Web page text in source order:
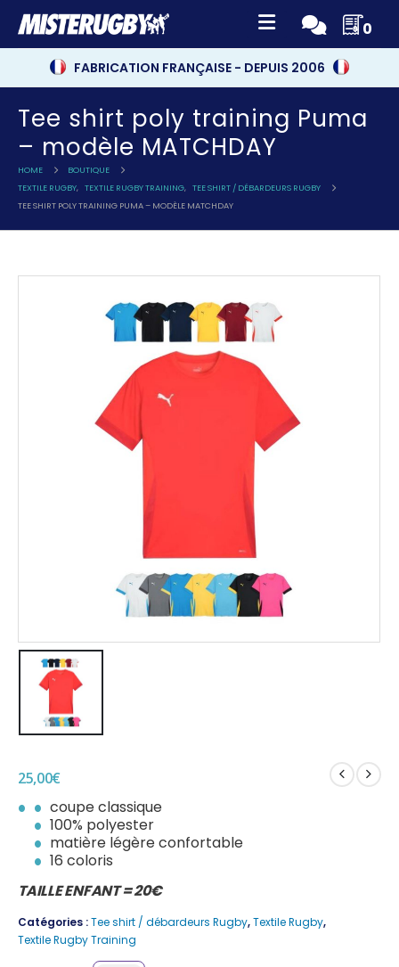
0
FABRICATION FRANÇAISE - DEPUIS 2006
Tee shirt poly training Puma
– modèle MATCHDAY
HOME
BOUTIQUE
TEXTILE RUGBY, TEXTILE RUGBY TRAINING, TEE SHIRT / DÉBARDEURS RUGBY
TEE SHIRT POLY TRAINING PUMA – MODÈLE MATCHDAY
25,00€
coupe classique
100% polyester
matière légère confortable
16 coloris
TAILLE ENFANT = 20€
Catégories :Tee shirt / débardeurs Rugby,Textile Rugby,
Textile Rugby Training